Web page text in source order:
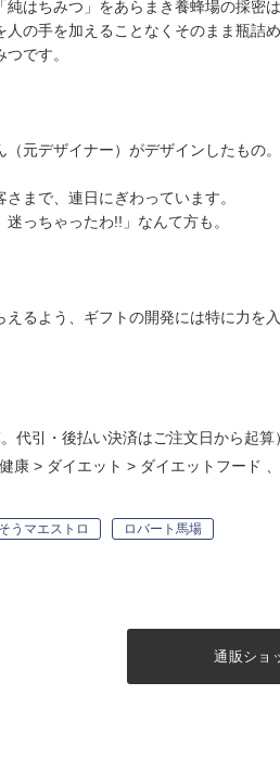
はちみつ」をあらまき養蜂場の採密
の手を加えることなくそのまま瓶詰め
です。
元デザイナー）がデザインしたもの。
まで、連日にぎわっています。
っちゃったわ!!」なんて方も。
るよう、ギフトの開発には特に力を入
代引・後払い決済はご注文日から起算）
健康 > ダイエット > ダイエットフード
うマエストロ ロバート馬場
通販ショ